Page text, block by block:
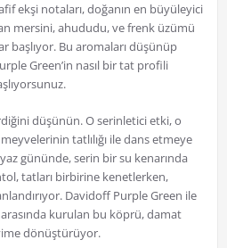
ekşi notaları, doğanın en büyüleyici
mersini, ahududu, ve frenk üzümü
başlıyor. Bu aromaları düşünüp
Green’in nasıl bir tat profili
düşünün. O serinletici etki, o
tatlılığı ile dans etmeye
gününde, serin bir su kenarında
tatları birbirine kenetlerken,
Davidoff Purple Green ile
kurulan bu köprü, damat
dönüştürüyor.